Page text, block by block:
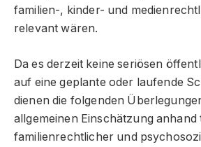
familien-, kinder- und
relevant wären.
Da es derzeit keine seriösen
auf eine geplante oder laufende
dienen die folgenden
allgemeinen Einschätzung anhand
familienrechtlicher und